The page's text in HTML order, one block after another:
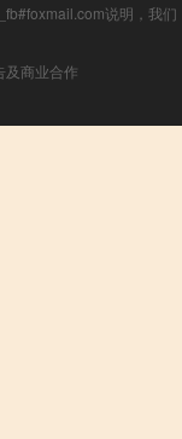
说明，我们
及商业合作